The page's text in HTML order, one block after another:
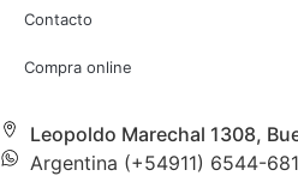
Contacto
Compra online
Leopoldo Marechal 1308,
Argentina (+54911) 6544-